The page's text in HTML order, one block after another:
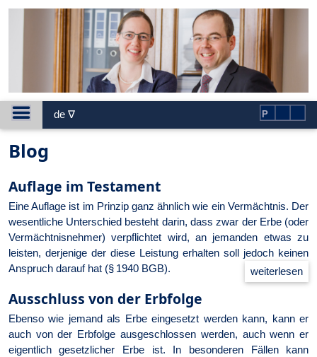
de ∇ P
Blog
Auflage im Testament
Eine Auflage ist im Prinzip ganz ähnlich wie ein Vermächtnis. Der
wesentliche Unterschied besteht darin, dass zwar der Erbe (oder
Vermächtnisnehmer) verpflichtet wird, an jemanden etwas zu
leisten, derjenige der diese Leistung erhalten soll jedoch keinen
Anspruch darauf hat (§ 1940 BGB).
Aus­schluss von der Erb­fol­ge
Ebenso wie jemand als Erbe eingesetzt werden kann, kann er
auch von der Erbfolge ausgeschlossen werden, auch wenn er
eigentlich gesetzlicher Erbe ist. In besonderen Fällen kann